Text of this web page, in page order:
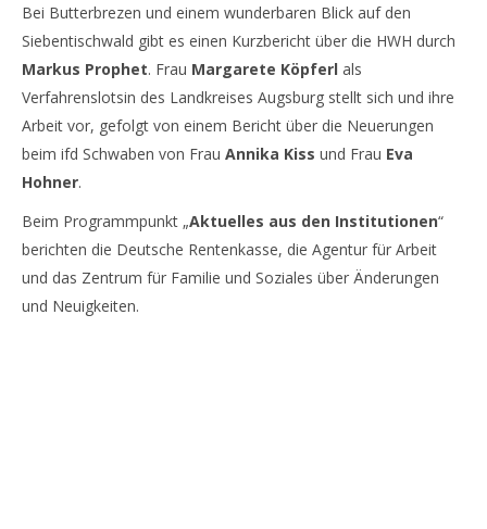
Bei Butterbrezen und einem wunderbaren Blick auf den
Siebentischwald gibt es einen Kurzbericht über die HWH durch
Markus Prophet. Frau Margarete Köpferl als
Verfahrenslotsin des Landkreises Augsburg stellt sich und ihre
Arbeit vor, gefolgt von einem Bericht über die Neuerungen
beim ifd Schwaben von Frau Annika Kiss und Frau Eva
Hohner.
Beim Programmpunkt „Aktuelles aus den Institutionen“
berichten die Deutsche Rentenkasse, die Agentur für Arbeit
und das Zentrum für Familie und Soziales über Änderungen
und Neuigkeiten.